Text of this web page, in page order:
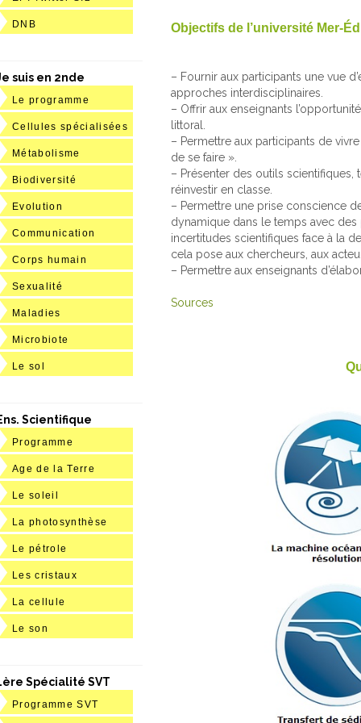
Objectifs de l’université Mer-
– Fournir aux participants une vue
approches interdisciplinaires.
– Offrir aux enseignants
littoral.
– Permettre aux participants de
de se faire ».
– Présenter des outils
réinvestir en classe.
– Permettre une prise conscience
dynamique dans le temps avec
incertitudes scientifiques face à la
cela pose aux chercheurs, aux
– Permettre aux enseignants
Sources
DNB
suis en 2nde
Le programme
Cellules spécialisées
Métabolisme
Biodiversité
Evolution
Communication
Corps humain
Sexualité
Maladies
Microbiote
Le sol
Scientifique
Programme
Age de la Terre
Le soleil
La photosynthèse
Le pétrole
Les cristaux
La cellule
Le son
Spécialité SVT
Programme SVT